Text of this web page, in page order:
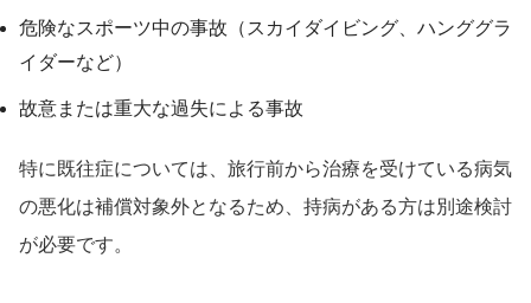
危険なスポーツ中の事故（スカイダイビング、ハンググラ
イダーなど）
故意または重大な過失による事故
特に既往症については、旅行前から治療を受けている病気
の悪化は補償対象外となるため、持病がある方は別途検討
が必要です。